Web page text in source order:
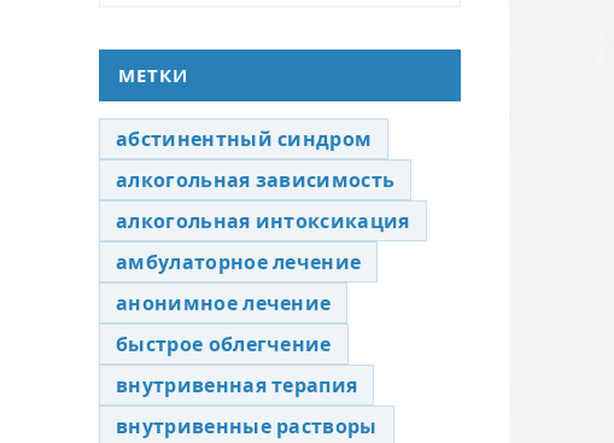
МЕТКИ
абстинентный синдром
алкогольная зависимость
алкогольная интоксикация
амбулаторное лечение
анонимное лечение
быстрое облегчение
внутривенная терапия
внутривенные растворы